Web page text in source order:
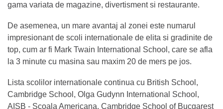
gama variata de magazine, divertisment si restaurante.
De asemenea, un mare avantaj al zonei este numarul
impresionant de scoli internationale de elita si gradinite de
top, cum ar fi Mark Twain International School, care se afla
la 3 minute cu masina sau maxim 20 de mers pe jos.
Lista scolilor internationale continua cu British School,
Cambridge School, Olga Gudynn International School,
AISB - Scoala Americana, Cambridge School of Bucgarest